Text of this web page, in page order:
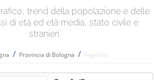
trend della popolazione e delle
di età ed età media, stato civile e
stranieri
/ Provincia di Bologna / Argelato